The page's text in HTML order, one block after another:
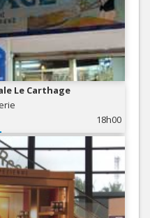
Le Carthage
18h00